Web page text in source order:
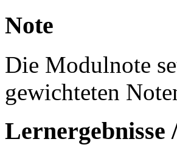
Note
Die Modulnote
gewichteten
Lernergebnisse